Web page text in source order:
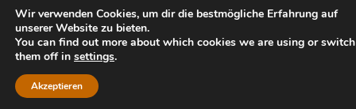
Wir verwenden Cookies, um dir die bestmögliche Erfahrung auf
unserer Website zu bieten.
You can find out more about which cookies we are using or switch
them off in settings.
Akzeptieren